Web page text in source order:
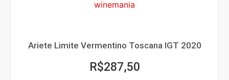
Ariete Limite Vermentino Toscana IGT 2020
R$287,50